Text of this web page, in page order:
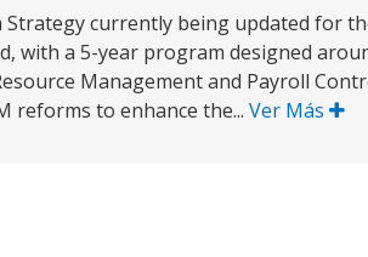
currently being updated for
with a 5-year program designed
Management and Payroll
reforms to enhance the... Ver Más